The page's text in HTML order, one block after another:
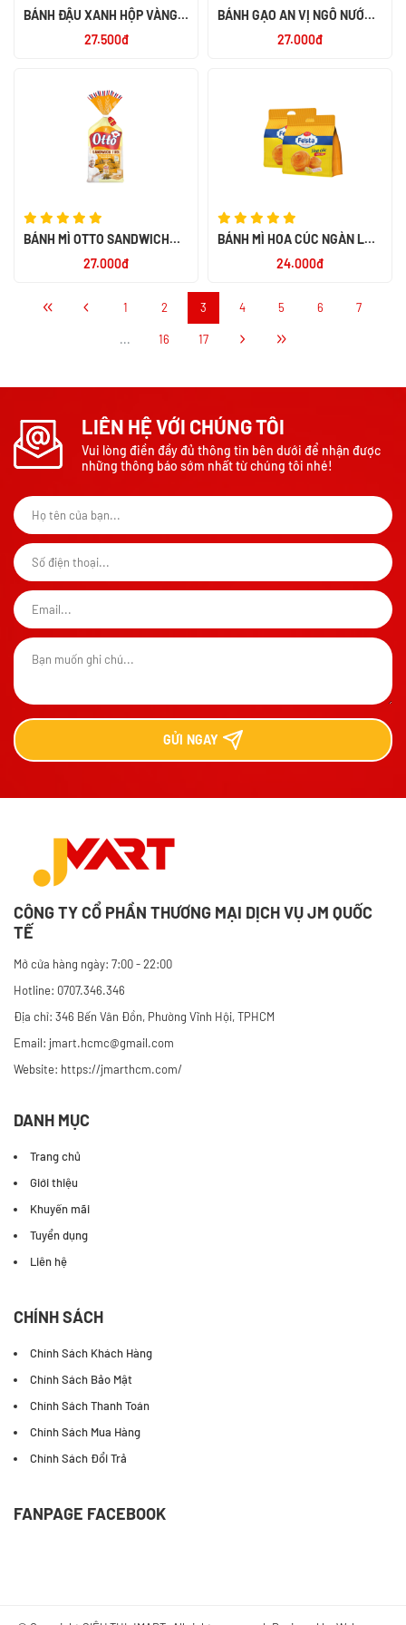
BÁNH ĐẬU XANH HỘP VÀNG
27.500đ
BÁNH GẠO AN VỊ NGÔ NƯỚNG
27.000đ
BÁNH MÌ OTTO SANDWICH
27.000đ
BÁNH MÌ HOA CÚC NGÀN LỚP
24.000đ
1 2 3 4 5 6 7
... 16 17
LIÊN HỆ VỚI CHÚNG TÔI
Vui lòng điền đầy đủ thông tin bên dưới để nhận được
những thông báo sớm nhất từ chúng tôi nhé!
GỬI NGAY
CÔNG TY CỔ PHẦN THƯƠNG MẠI DỊCH VỤ JM QUỐC
TẾ
Mở cửa hàng ngày: 7:00 - 22:00
Hotline: 0707.346.346
Địa chỉ: 346 Bến Vân Đồn, Phường Vĩnh Hội, TPHCM
Email: jmart.hcmc@gmail.com
Website: https://jmarthcm.com/
DANH MỤC
Trang chủ
Giới thiệu
Khuyến mãi
Tuyển dụng
Liên hệ
CHÍNH SÁCH
Chính Sách Khách Hàng
Chính Sách Bảo Mật
Chính Sách Thanh Toán
Chính Sách Mua Hàng
Chính Sách Đổi Trả
FANPAGE FACEBOOK